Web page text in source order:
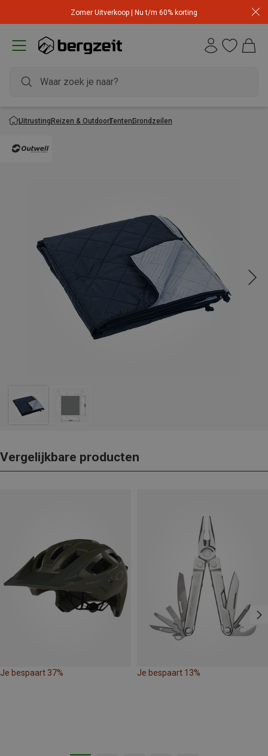
Zomer Uitverkoop | Nu t/m 60% korting
UitrustingReizen & OutdoorTentenGrondzeilen
Vergelijkbare producten
Je bespaart 37% Je bespaart 13%